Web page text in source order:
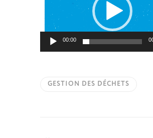
00:00
GESTION DES DÉCHETS